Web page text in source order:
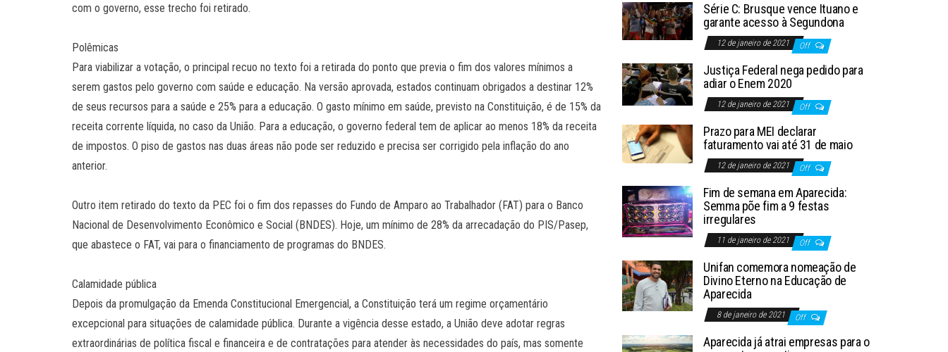
com o governo, esse trecho foi retirado.
Polêmicas
Para viabilizar a votação, o principal recuo no texto foi a retirada do ponto que previa o fim dos valores mínimos a
serem gastos pelo governo com saúde e educação. Na versão aprovada, estados continuam obrigados a destinar 12%
de seus recursos para a saúde e 25% para a educação. O gasto mínimo em saúde, previsto na Constituição, é de 15% da
receita corrente líquida, no caso da União. Para a educação, o governo federal tem de aplicar ao menos 18% da receita
de impostos. O piso de gastos nas duas áreas não pode ser reduzido e precisa ser corrigido pela inflação do ano
anterior.
Outro item retirado do texto da PEC foi o fim dos repasses do Fundo de Amparo ao Trabalhador (FAT) para o Banco
Nacional de Desenvolvimento Econômico e Social (BNDES). Hoje, um mínimo de 28% da arrecadação do PIS/Pasep,
que abastece o FAT, vai para o financiamento de programas do BNDES.
Calamidade pública
Depois da promulgação da Emenda Constitucional Emergencial, a Constituição terá um regime orçamentário
excepcional para situações de calamidade pública. Durante a vigência desse estado, a União deve adotar regras
extraordinárias de política fiscal e financeira e de contratações para atender às necessidades do país, mas somente
Série C: Brusque vence Ituano e
garante acesso à Segundona
12 de janeiro de 2021 Off
Justiça Federal nega pedido para
adiar o Enem 2020
12 de janeiro de 2021 Off
Prazo para MEI declarar
faturamento vai até 31 de maio
12 de janeiro de 2021 Off
Fim de semana em Aparecida:
Semma põe fim a 9 festas
irregulares
11 de janeiro de 2021 Off
Unifan comemora nomeação de
Divino Eterno na Educação de
Aparecida
8 de janeiro de 2021 Off
Aparecida já atrai empresas para o